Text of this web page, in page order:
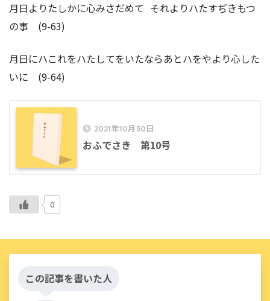
月日よりたしかに心みさだめて それよりハたすぢきもつ
の事 (9-63)
月日にハこれをハたしてをいたならあとハをやより心した
いに (9-64)
2021年10月30日
おふでさき 第10号
0
この記事を書いた人